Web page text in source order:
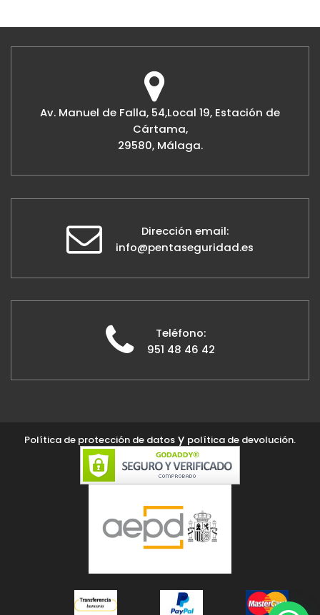
Av. Manuel de Falla, 54,Local 19, Estación de
Cártama,
29580, Málaga.
Dirección email:
info@pentaseguridad.es
Teléfono:
951 48 46 42
Política de protección de datos y política de devolución.